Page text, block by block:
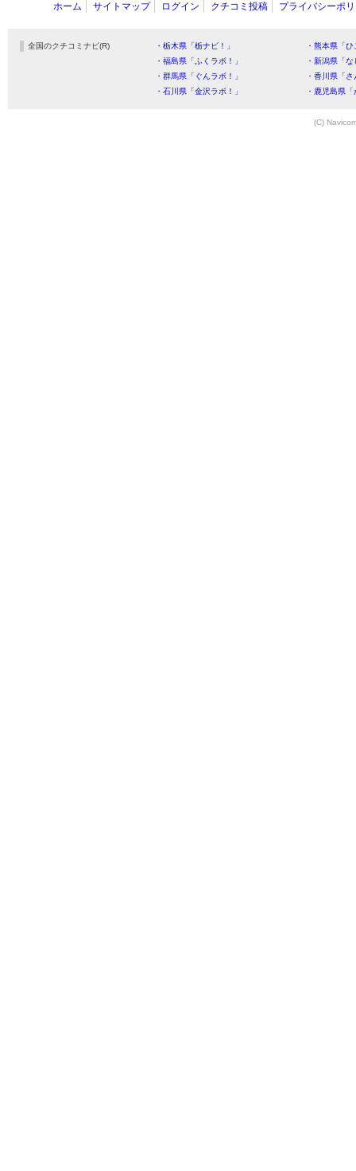
ホーム サイトマップ ログイン クチコミ投稿 プライバシーポ
全国のクチコミナビ(R) ・栃木県「栃ナビ！」
・熊本県「
・福島県「ふくラボ！」
・新潟県「
・群馬県「ぐんラボ！」
・香川県「
・石川県「金沢ラボ！」
・鹿児島県
(C)